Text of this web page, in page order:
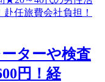
ターや検査
円！経